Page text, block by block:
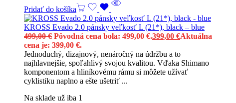
Pridať do košíka
KROSS Evado 2.0 pánsky veľkosť L (21*), black – blue
499,00€ Pôvodná cena bola: 499,00 €.399,00 €Aktuálna
cena je: 399,00 €.
Jednoduchý, dizajnový, nenáročný na údržbu a to
najhlavnejšie, spoľahlivý svojou kvalitou. Vďaka Shimano
komponentom a hliníkovému rámu si môžete užívať
cyklistiku naplno a ešte ušetriť ...
Na sklade už iba 1